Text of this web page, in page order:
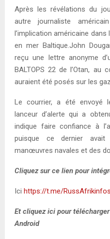
Après les révélations du
autre journaliste
l’implication américaine
en mer Baltique.John
reçu une lettre anonyme
BALTOPS 22 de l’Otan, au
auraient été posés sur les
Le courrier, a été envoyé
lanceur d’alerte qui a
indique faire confiance à
puisque ce dernier
manœuvres navales et des
Cliquez sur ce lien pour
Ici https://t.me/RussAfrikinfos
Et cliquez ici pour
Android